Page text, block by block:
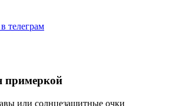
примеркой
или солнцезащитные очки